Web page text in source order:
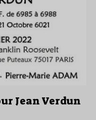
Jean Verdun